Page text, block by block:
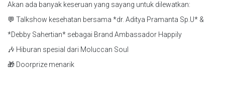
Akan ada banyak keseruan yang sayang untuk dilewatkan:
💬 Talkshow kesehatan bersama *dr. Aditya Pramanta Sp.U* &
*Debby Sahertian* sebagai Brand Ambassador Happily
🎶 Hiburan spesial dari Moluccan Soul
🎁 Doorprize menarik